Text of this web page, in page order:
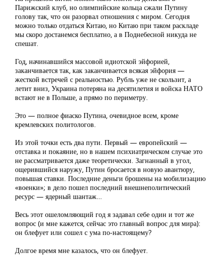
Парижский клуб, но олимпийские кольца сжали Путину
голову так, что он разорвал отношения с миром. Сегодня
можно только отдаться Китаю, но Китаю при таком раскладе
мы скоро достанемся бесплатно, а в Поднебесной никуда не
спешат.
Год, начинавшийся массовой идиотской эйфорией,
заканчивается так, как заканчивается всякая эйфория —
жесткой встречей с реальностью. Рубль уже не скользит, а
летит вниз, Украина потеряна на десятилетия и войска НАТО
встают не в Польше, а прямо по периметру.
Это — полное фиаско Путина, очевидное всем, кроме
кремлевских политологов.
Из этой точки есть два пути. Первый — европейский —
отставка и покаяние, но в нашем психиатрическом случае это
не рассматривается даже теоретически. Загнанный в угол,
ощерившийся наружу, Путин бросается в новую авантюру,
повышая ставки. Последние деньги брошены на мобилизацию
«военки»; в дело пошел последний внешнеполитический
ресурс — ядерный шантаж…
Весь этот ошеломляющий год я задавал себе один и тот же
вопрос (и мне кажется, сейчас это главный вопрос для мира):
он блефует или сошел с ума по-настоящему?
Долгое время мне казалось, что он блефует.